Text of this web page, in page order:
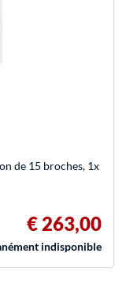
de 15 broches, 1x
€ 263,00
indisponible